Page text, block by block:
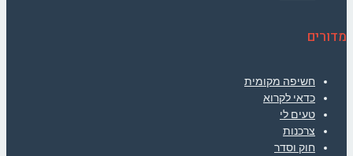
מדורים
חשיפה מקומית
כדאי לקרוא
טעים לי
צרכנות
חוק וסדר